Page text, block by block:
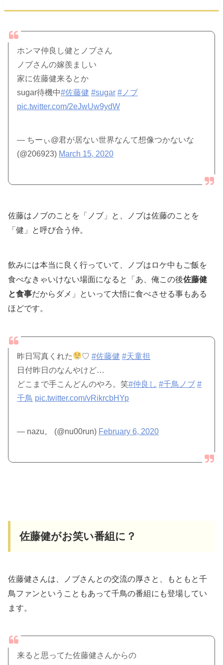
ホンマ仲良し健とノブさん
ノブさんの嫁羨ましい
家に佐藤健来るとか
sugar待機中#佐藤健 #sugar #ノブ
pic.twitter.com/2eJwUw9ydW
— ちーぃ@君が居ない世界なんて想像つかないな
(@206923) March 15, 2020
佐藤はノブのことを「ノブ」と、ノブは佐藤のことを
「健」と呼び合う仲。
飲みには本当に良く行っていて、ノブはロケ中もご飯を
食べなきゃいけない場面になると「あ、俺この後佐藤健
と食事だからダメ」といって大悟に食べさせる事もある
ほどです。
昨日写真くれた ♡ #佐藤健 #天童担
日付昨日のなんやけど…
どこまで手こんどんのやろ。笑#仲良し #千鳥ノブ #
千鳥 pic.twitter.com/vRikrcbHYp
— nazu。 (@nu00run) February 6, 2020
佐藤健がお笑い番組に？
佐藤健さんは、ノブさんとの交流の厚さと、もともと千
鳥ファンということもあって千鳥の番組にも登場してい
ます。
来ると思ってた佐藤健さんからの